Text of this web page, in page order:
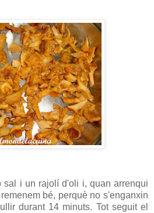
sal i un rajolí d'oli i, quan arrenqui
bé, perquè no s'enganxin
durant 14 minuts. Tot seguit el